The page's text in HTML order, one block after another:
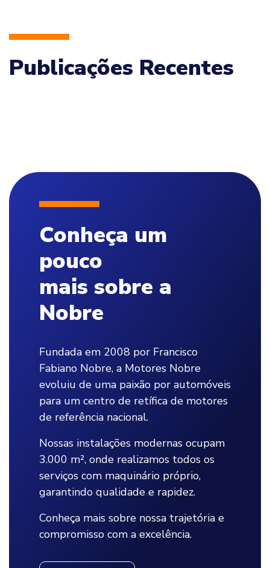
Publicações Recentes
Conheça um
pouco
mais sobre a
Nobre
Fundada em 2008 por Francisco
Fabiano Nobre, a Motores Nobre
evoluiu de uma paixão por automóveis
para um centro de retífica de motores
de referência nacional.
Nossas instalações modernas ocupam
3.000 m², onde realizamos todos os
serviços com maquinário próprio,
garantindo qualidade e rapidez.
Conheça mais sobre nossa trajetória e
compromisso com a excelência.